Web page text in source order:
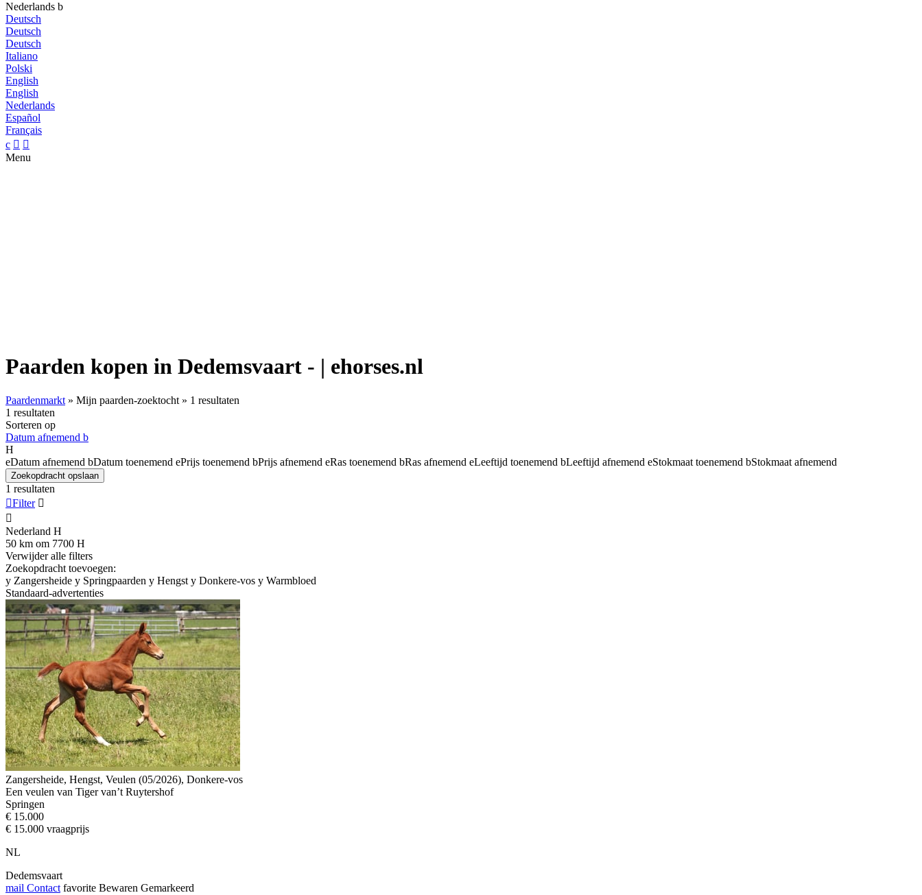
Nederlands b
Deutsch
Deutsch
Deutsch
Italiano
Polski
English
English
Nederlands
Español
Français
c  
Menu
Paarden kopen in Dedemsvaart - | ehorses.nl
Paardenmarkt » Mijn paarden-zoektocht » 1 resultaten
1 resultaten
Sorteren op
Datum afnemend b
H
eDatum afnemend bDatum toenemend ePrijs toenemend bPrijs afnemend eRas toenemend bRas afnemend eLeeftijd toenemend bLeeftijd afnemend eStokmaat toenemend bStokmaat afnemend
Zoekopdracht opslaan
1 resultaten
Filter 

Nederland H
50 km om 7700 H
Verwijder alle filters
Zoekopdracht toevoegen:
y Zangersheide y Springpaarden y Hengst y Donkere-vos y Warmbloed
Standaard-advertenties
Zangersheide, Hengst, Veulen (05/2026), Donkere-vos
Een veulen van Tiger van’t Ruytershof
Springen
€ 15.000
€ 15.000 vraagprijs
NL
Dedemsvaart
mail Contact favorite Bewaren Gemarkeerd